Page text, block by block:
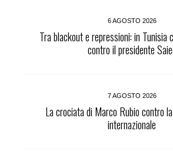
6 AGOSTO 2026
Tra blackout e repressioni: in Tunisia
contro il presidente
7 AGOSTO 2026
La crociata di Marco Rubio contro
internazionale